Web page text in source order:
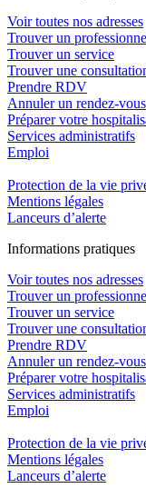
Voir toutes nos adresses
Trouver un
Trouver un service
Trouver une
Prendre RDV
Annuler un rendez-vous
Préparer votre
Services administratifs
Emploi​
Protection de la vie
Mentions légales
Lanceurs d’alerte
Informations pratiques
Voir toutes nos adresses
Trouver un
Trouver un service
Trouver une
Prendre RDV
Annuler un rendez-vous
Préparer votre
Services administratifs
Emploi​
Protection de la vie
Mentions légales
Lanceurs d’alerte